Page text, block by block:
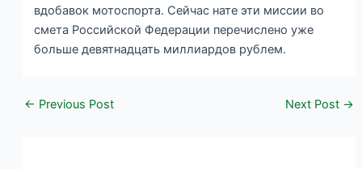
вдобавок мотоспорта. Сейчас нате эти миссии во
смета Российской Федерации перечислено уже
больше девятнадцать миллиардов рублем.
← Previous Post Next Post →